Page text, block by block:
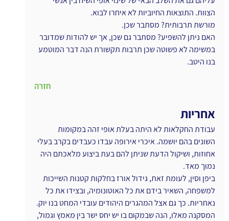
הצוות. התוצאות החיוביות לא איחרו לבוא.
מורשת תרבותית? מסתבר שכן.
האם ניתן להשפיע? מסתבר גם שכן, אך יש להודות שמדובר
במשימה לא פשוטה שכן תרבות תקשורת הנה דבר המוטמע
בנו היטב.
חזרה
אחריות
עבודת החקלאות לא היתה בעלת אופי זהה במקומות
השונים בהם יושמה. איכרי אירופה עבדו כעבדים בקרב בעלי
אחוזות, ושיקול הדעת שניתן להם בעת ביצוע מלאכתם היה
נמוך מאד.
ביפן וסין, לעומת זאת, גידול אורז בחלקות קטנות השייכות
למשפחה, השאיר בידם את כל האוטונומיה, ובצידו את כל
נאחריות. כך גם אצל המהגרים היהודים עובדי המחט בנו יוק.
המסקנה מאלו, הנה שבמקום בו יש יחס ישר בין מאמץ וגמול,